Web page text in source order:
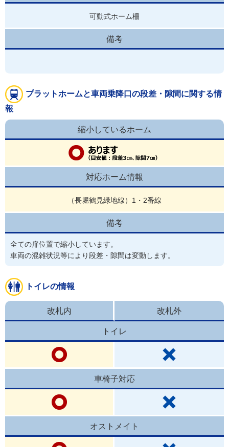
可動式ホーム柵
備考
プラットホームと車両乗降口の段差・隙間に関する情
報
縮小しているホーム
対応ホーム情報
（長堀鶴見緑地線）1・2番線
備考
全ての扉位置で縮小しています。
車両の混雑状況等により段差・隙間は変動します。
トイレの情報
改札内 改札外
トイレ
車椅子対応
オストメイト